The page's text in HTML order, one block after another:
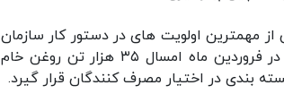
از مهمترین اولویت های در دستور کار سازمان
منطقه آزاد انزلی افزود: به منظور تأمین مواد اولیه واحد های تولیدی کشور در فروردین ماه امسال ۳۵ هزار تن روغن خام
بندی در اختیار مصرف کنندگان قرار گیرد.